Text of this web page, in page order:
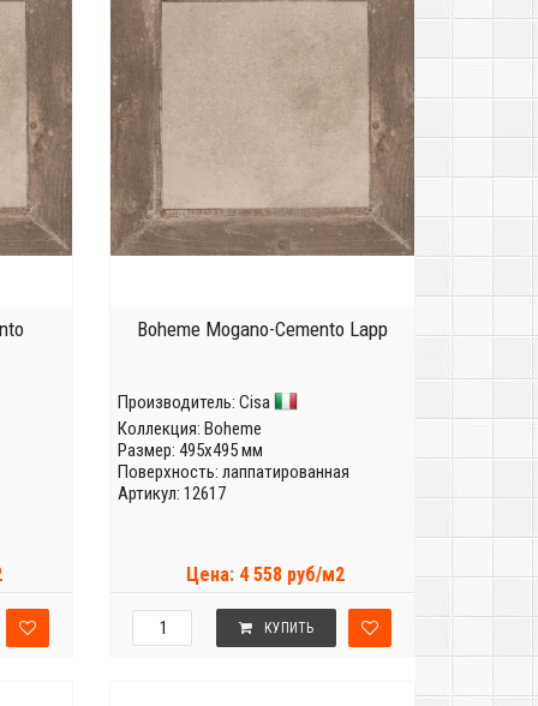
Boheme Mogano-Cemento Lapp
Производитель: Cisa
Коллекция: Boheme
Размер: 495x495 мм
Поверхность: лаппатированная
Артикул: 12617
Цена: 4 558 руб/м2
КУПИТЬ